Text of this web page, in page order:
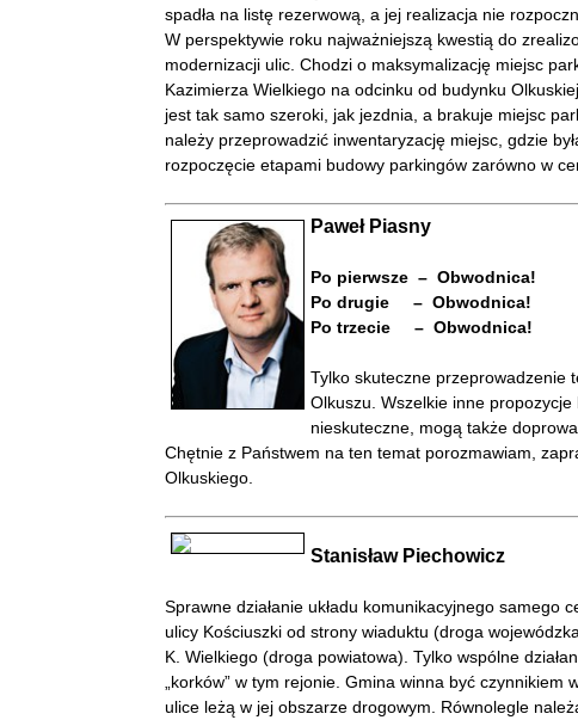
spadła na listę rezerwową, a jej realizacja nie
W perspektywie roku najważniejszą kwestią do
modernizacji ulic. Chodzi o maksymalizację miejsc
Kazimierza Wielkiego na odcinku od budynku
jest tak samo szeroki, jak jezdnia, a brakuje miejsc
należy przeprowadzić inwentaryzację miejsc, gdzie
rozpoczęcie etapami budowy parkingów zarówno w
Paweł Piasny
Po pierwsze – Obwodnica!
Po drugie – Obwodnica!
Po trzecie – Obwodnica!
Tylko skuteczne przeprowadzenie
Olkuszu. Wszelkie inne propozycje
nieskuteczne, mogą także
Chętnie z Państwem na ten temat porozmawiam,
Olkuskiego.
Stanisław Piechowicz
Sprawne działanie układu komunikacyjnego samego
ulicy Kościuszki od strony wiaduktu (droga
K. Wielkiego (droga powiatowa). Tylko wspólne
„korków” w tym rejonie. Gmina winna być
ulice leżą w jej obszarze drogowym. Równolegle